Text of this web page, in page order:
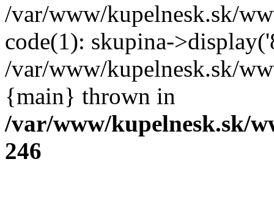
/var/www/kupelnesk.sk/
code(1): skupina-
/var/www/kupelnesk.sk/
{main} thrown in
/var/www/kupelnesk.sk/
246